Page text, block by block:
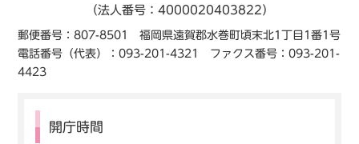
（法人番号：4000020403822）
郵便番号：807-8501 福岡県遠賀郡水巻町頃末北1丁目1番1号
電話番号（代表）：093-201-4321 ファクス番号：093-201-
4423
開庁時間